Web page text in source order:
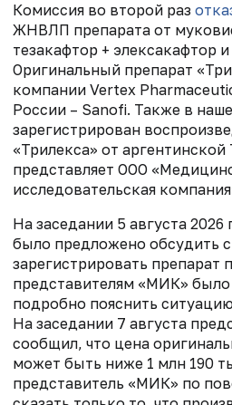
Комиссия во второй раз
ЖНВЛП препарата от
тезакафтор + элексакафтор
Оригинальный препарат
компании Vertex
России – Sanofi. Также в
зарегистрирован
«Трилекса» от
представляет ООО
исследовательская
На заседании 5 августа
было предложено обсудить
зарегистрировать препарат
представителям «МИК» было
подробно пояснить
На заседании 7 августа
сообщил, что цена
может быть ниже 1 млн 190
представитель «МИК» по